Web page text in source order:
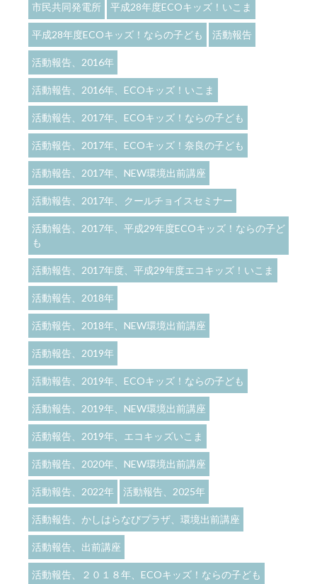
市民共同発電所 平成28年度ECOキッズ！いこま
平成28年度ECOキッズ！ならの子ども 活動報告
活動報告、2016年
活動報告、2016年、ECOキッズ！いこま
活動報告、2017年、ECOキッズ！ならの子ども
活動報告、2017年、ECOキッズ！奈良の子ども
活動報告、2017年、NEW環境出前講座
活動報告、2017年、クールチョイスセミナー
活動報告、2017年、平成29年度ECOキッズ！ならの子ど
も
活動報告、2017年度、平成29年度エコキッズ！いこま
活動報告、2018年
活動報告、2018年、NEW環境出前講座
活動報告、2019年
活動報告、2019年、ECOキッズ！ならの子ども
活動報告、2019年、NEW環境出前講座
活動報告、2019年、エコキッズいこま
活動報告、2020年、NEW環境出前講座
活動報告、2022年 活動報告、2025年
活動報告、かしはらなびプラザ、環境出前講座
活動報告、出前講座
活動報告、２０１８年、ECOキッズ！ならの子ども